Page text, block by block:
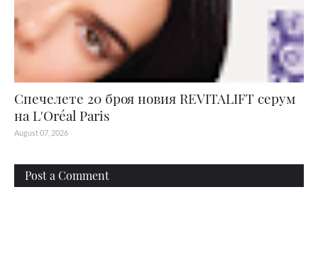
Спечелете 20 броя новия REVITALIFT серум
на L'Oréal Paris
August 07, 2026
Post a Comment